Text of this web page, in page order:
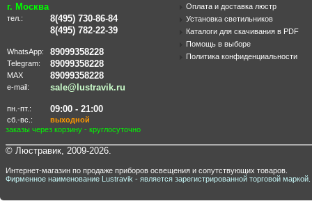
г. Москва
тел.:
8(495) 730-86-84
8(495) 782-22-39
WhatsApp: 89099358228
Telegram: 89099358228
MAX 89099358228
e-mail: sale@lustravik.ru
пн.-пт.: 09:00 - 21:00
сб.-вс.:
выходной
заказы через корзину - круглосуточно
Оплата и доставка люстр
Установка светильников
Каталоги для скачивания в PDF
Помощь в выборе
Политика конфиденциальности
© Люстравик, 2009-2026.
Интернет-магазин по продаже приборов освещения и сопутствующих товаров.
Фирменное наименование Lustravik - является зарегистрированной торговой